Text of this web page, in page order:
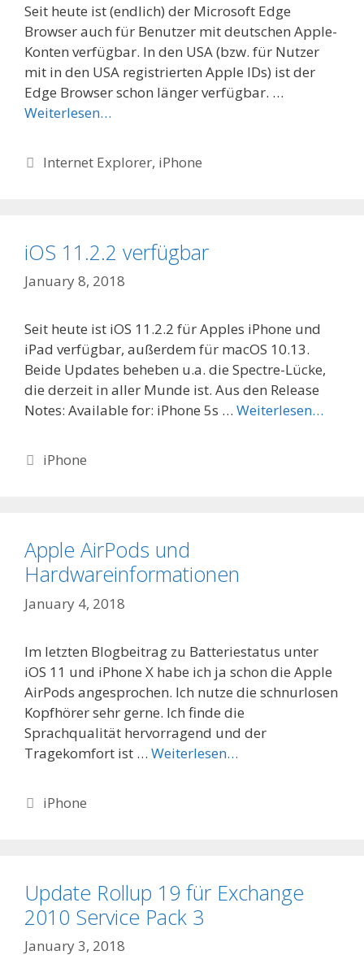
Seit heute ist (endlich) der Microsoft Edge
Browser auch für Benutzer mit deutschen Apple-
Konten verfügbar. In den USA (bzw. für Nutzer
mit in den USA registrierten Apple IDs) ist der
Edge Browser schon länger verfügbar. …
Weiterlesen…
Categories
Internet Explorer, iPhone
iOS 11.2.2 verfügbar
January 8, 2018
Seit heute ist iOS 11.2.2 für Apples iPhone und
iPad verfügbar, außerdem für macOS 10.13.
Beide Updates beheben u.a. die Spectre-Lücke,
die derzeit in aller Munde ist. Aus den Release
Notes: Available for: iPhone 5s … Weiterlesen…
Categories
iPhone
Apple AirPods und
Hardwareinformationen
January 4, 2018
Im letzten Blogbeitrag zu Batteriestatus unter
iOS 11 und iPhone X habe ich ja schon die Apple
AirPods angesprochen. Ich nutze die schnurlosen
Kopfhörer sehr gerne. Ich finde die
Sprachqualität hervorragend und der
Tragekomfort ist … Weiterlesen…
Categories
iPhone
Update Rollup 19 für Exchange
2010 Service Pack 3
January 3, 2018